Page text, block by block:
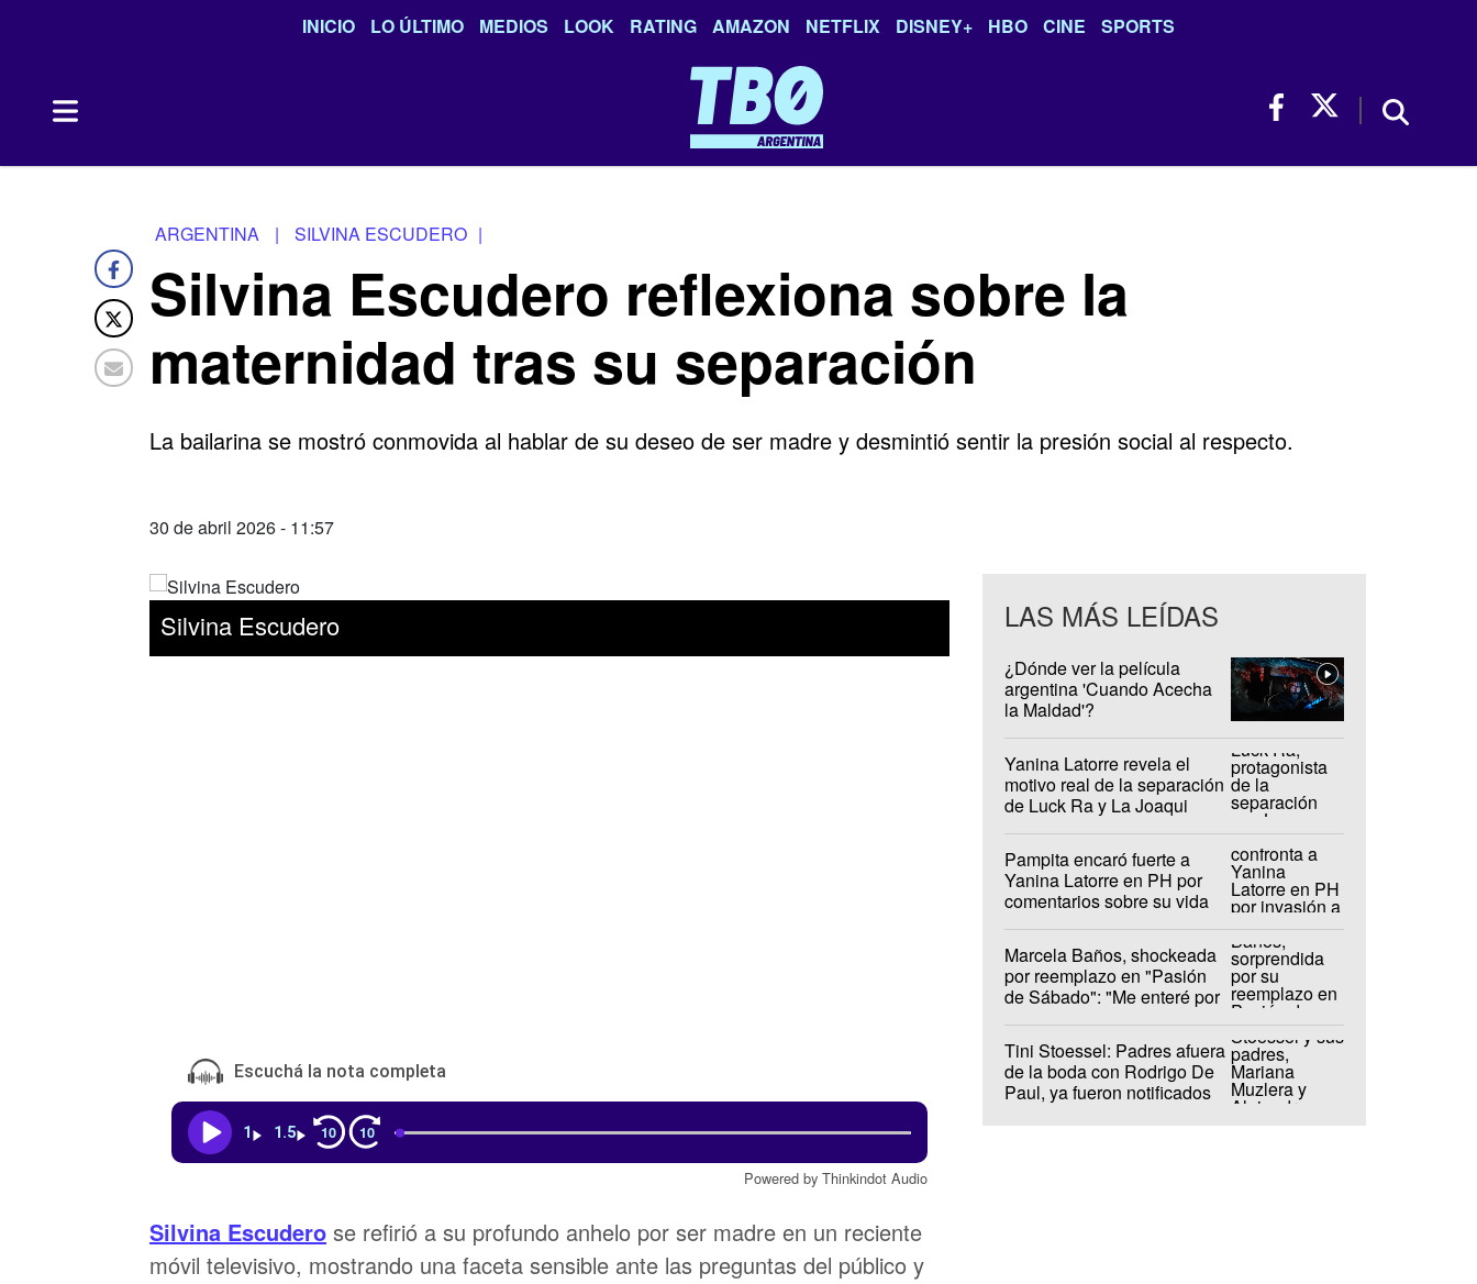
INICIO LO ÚLTIMO MEDIOS LOOK RATING AMAZON NETFLIX DISNEY+ HBO CINE SPORTS
ARGENTINA | SILVINA ESCUDERO |
Silvina Escudero reflexiona sobre la
maternidad tras su separación
La bailarina se mostró conmovida al hablar de su deseo de ser madre y desmintió sentir la presión social al respecto.
30 de abril 2026 - 11:57
Silvina Escudero
Escuchá la nota completa
1 1.5 10 10
Powered by Thinkindot Audio
Silvina Escudero se refirió a su profundo anhelo por ser madre en un reciente
móvil televisivo, mostrando una faceta sensible ante las preguntas del público y
LAS MÁS LEÍDAS
¿Dónde ver la película
argentina 'Cuando Acecha
la Maldad'?
Yanina Latorre revela el
motivo real de la separación
de Luck Ra y La Joaqui
Pampita encaró fuerte a
Yanina Latorre en PH por
comentarios sobre su vida
Marcela Baños, shockeada
por reemplazo en "Pasión
de Sábado": "Me enteré por
Tini Stoessel: Padres afuera
de la boda con Rodrigo De
Paul, ya fueron notificados